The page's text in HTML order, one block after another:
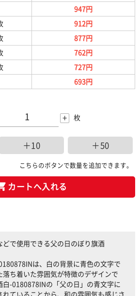
947円
912円
877円
762円
727円
693円
+ 枚
＋10 ＋50
こちらのボタンで数量を追加できます。
カートへ入れる
で使用できる父の日のぼり旗酒
は、白の背景に青色の文字で
落ち着いた雰囲気が特徴のデザインで
白-0180878INの「父の日」の青文字に
ていることから、和の雰囲気も感じさ